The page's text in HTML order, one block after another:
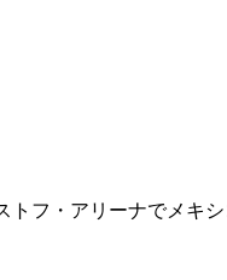
フ・アリーナでメキ